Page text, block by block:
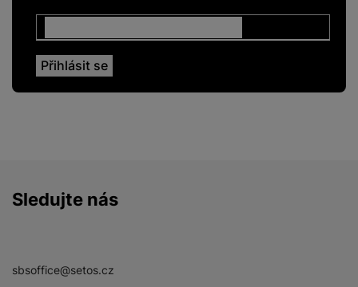
Sledujte nás
sbsoffice@setos.cz